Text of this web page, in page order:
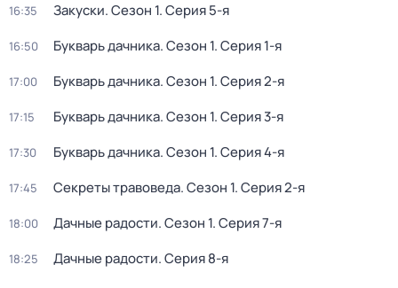
16:35 Закуски. Сезон 1. Серия 5-я
16:50 Букварь дачника. Сезон 1. Серия 1-я
17:00 Букварь дачника. Сезон 1. Серия 2-я
17:15 Букварь дачника. Сезон 1. Серия 3-я
17:30 Букварь дачника. Сезон 1. Серия 4-я
17:45 Секреты травоведа. Сезон 1. Серия 2-я
18:00 Дачные радости. Сезон 1. Серия 7-я
18:25 Дачные радости. Серия 8-я